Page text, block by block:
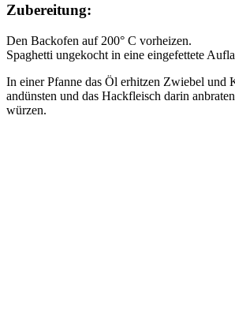
Zubereitung:
Den Backofen auf 200° C vorheizen.
Spaghetti ungekocht in eine eingefettete
In einer Pfanne das Öl erhitzen Zwiebel und
andünsten und das Hackfleisch darin
würzen.